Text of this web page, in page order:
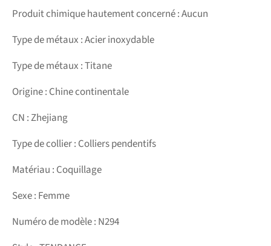
Produit chimique hautement concerné : Aucun
Type de métaux : Acier inoxydable
Type de métaux : Titane
Origine : Chine continentale
CN : Zhejiang
Type de collier : Colliers pendentifs
Matériau : Coquillage
Sexe : Femme
Numéro de modèle : N294